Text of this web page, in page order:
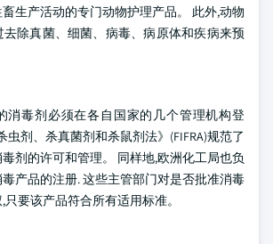
生产活动的专门动物护理产品。 此外,动物
除真菌、细菌、病毒、病原体和疾病来预
消毒剂必须在各自国家的几个管理机构登
虫剂、杀真菌剂和杀鼠剂法》(FIFRA)规范了
剂的许可和管理。 同样地,欧洲化工局也负
产品的注册. 这些主管部门对是否批准消毒
要该产品符合所有适用标准。